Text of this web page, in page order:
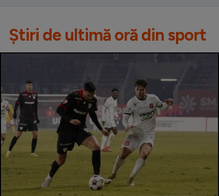
Știri de ultimă oră din sport